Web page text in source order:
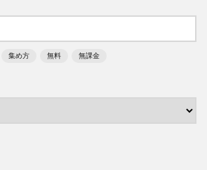
集め方 無料 無課金